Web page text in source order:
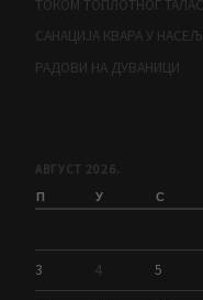
ТОКОМ ТОПЛОТНОГ
САНАЦИЈА КВАРА У
РАДОВИ НА ДУВАНИЦИ
АВГУСТ 2026.
П У С
3 4 5